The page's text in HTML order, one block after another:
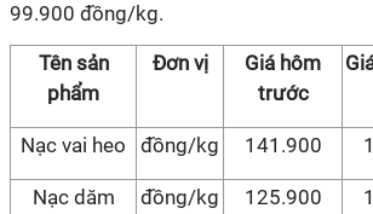
99.900 đồng/kg.
Tên sản
phẩm
Đơn vị
Giá hôm
trước
Nạc vai heo đồng/kg 141.900
Nạc dăm
đồng/kg 125.900